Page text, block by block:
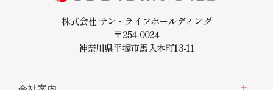
株式会社 サン・ライフホールディング
〒254-0024
神奈川県平塚市馬入本町13-11